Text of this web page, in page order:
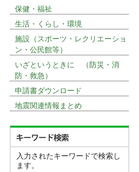
保健・福祉
生活・くらし・環境
施設（スポーツ・レクリエーショ
ン・公民館等）
いざというときに （防災・消
防・救急）
申請書ダウンロード
地震関連情報まとめ
入力されたキーワードで検索し
ます。